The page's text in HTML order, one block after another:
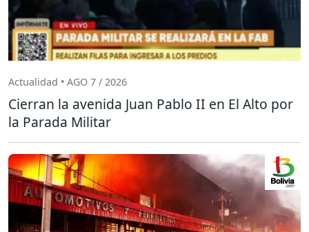
Actualidad • AGO 7 / 2026
Cierran la avenida Juan Pablo II en El Alto por
la Parada Militar